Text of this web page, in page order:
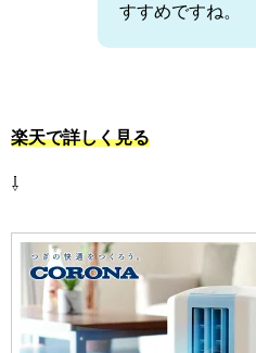
すすめですね。
楽天で詳しく見る
⇩